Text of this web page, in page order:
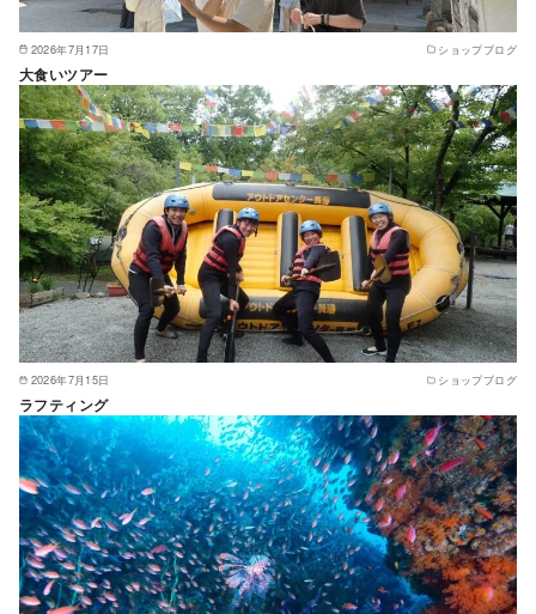
2026年7月17日 ショップブログ
大食いツアー
2026年7月15日 ショップブログ
ラフティング